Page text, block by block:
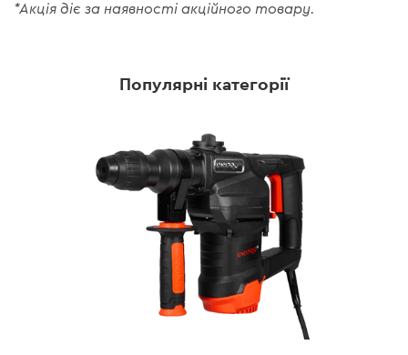
*Акція діє за наявності акційного товару.
Популярні категорії